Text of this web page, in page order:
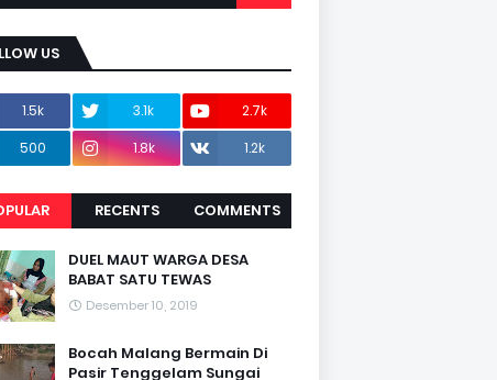
US
1.5k 3.1k
2.7k
500
1.8k 1.2k
RECENTS COMMENTS
DUEL MAUT WARGA DESA
BABAT SATU TEWAS
Desember 10, 2019
Bocah Malang Bermain Di
Pasir Tenggelam Sungai